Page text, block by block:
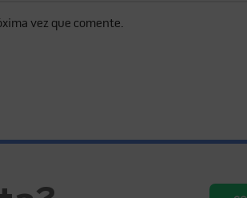
vez que comente.